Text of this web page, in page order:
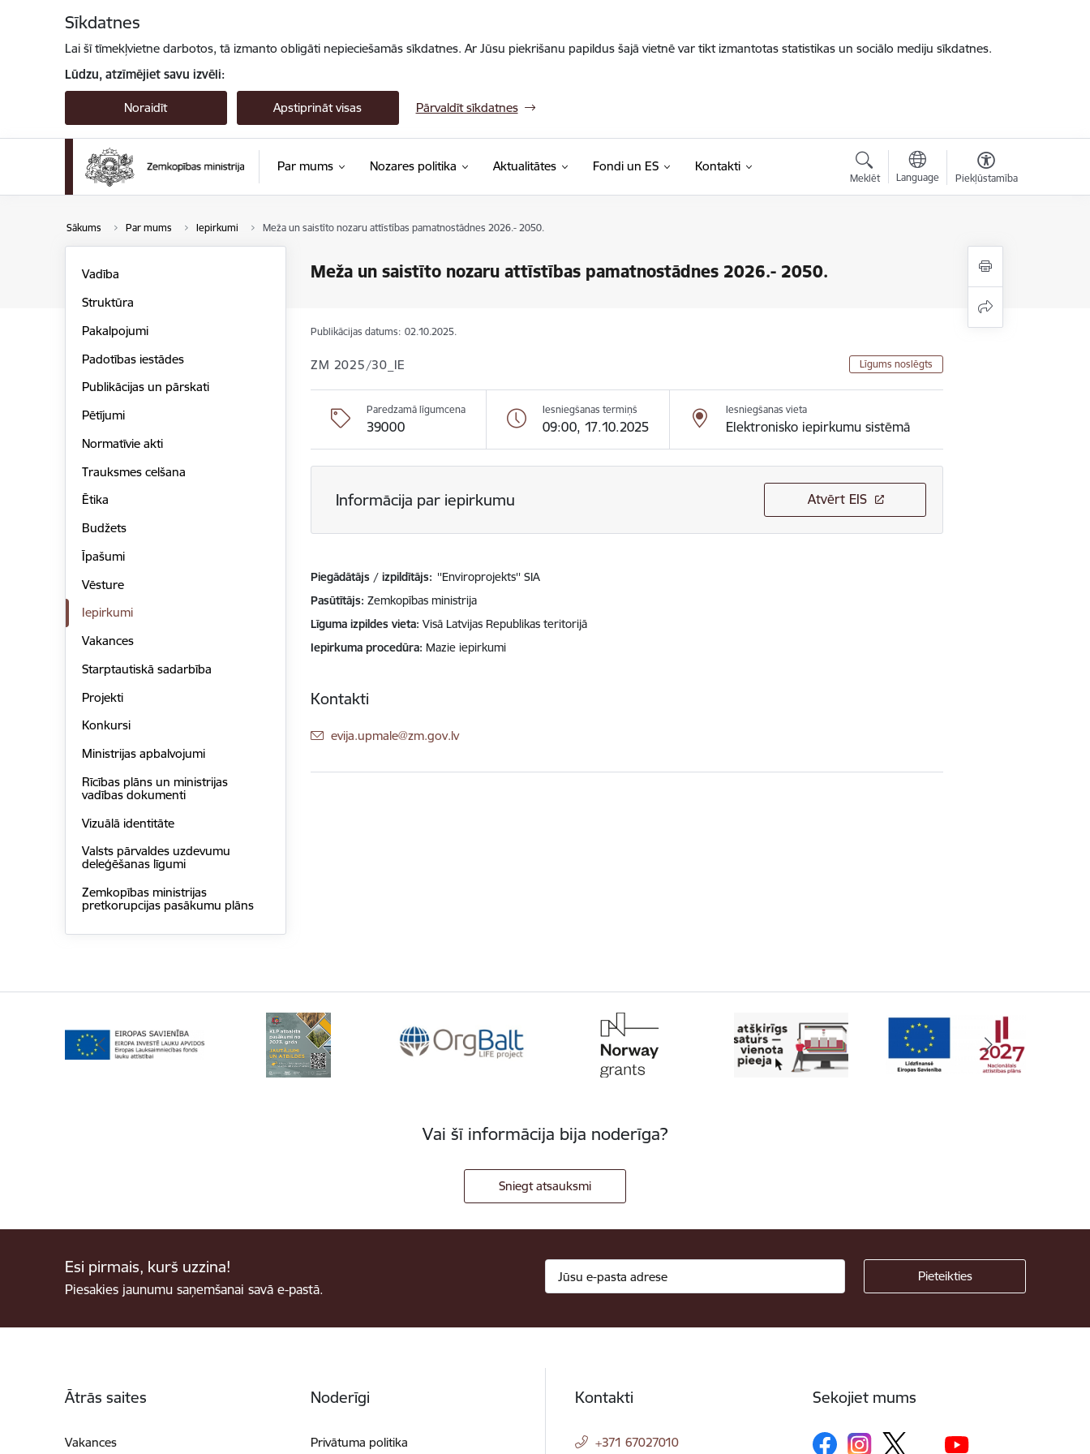
Sīkdatnes
Lai šī tīmekļvietne darbotos, tā izmanto obligāti nepieciešamās sīkdatnes. Ar Jūsu piekrišanu papildus šajā vietnē var tikt izmantotas statistikas un sociālo mediju sīkdatnes.
Lūdzu, atzīmējiet savu izvēli:
Noraidīt Apstiprināt visas Pārvaldīt sīkdatnes
Par mums Nozares politika Aktualitātes Fondi un ES Kontakti
Meklēt Language Piekļūstamība
Sākums Par mums Iepirkumi Meža un saistīto nozaru attīstības pamatnostādnes 2026.- 2050.
Meža un saistīto nozaru attīstības pamatnostādnes 2026.- 2050.
Vadība
Struktūra
Pakalpojumi
Padotības iestādes
Publikācijas un pārskati
Pētījumi
Normatīvie akti
Trauksmes celšana
Ētika
Budžets
Īpašumi
Vēsture
Iepirkumi
Vakances
Starptautiskā sadarbība
Projekti
Konkursi
Ministrijas apbalvojumi
Rīcības plāns un ministrijas
vadības dokumenti
Vizuālā identitāte
Valsts pārvaldes uzdevumu
deleģēšanas līgumi
Zemkopības ministrijas
pretkorupcijas pasākumu plāns
Publikācijas datums: 02.10.2025.
ZM 2025/30_IE Līgums noslēgts
Paredzamā līgumcena
39000
Iesniegšanas termiņš
09:00, 17.10.2025
Iesniegšanas vieta
Elektronisko iepirkumu sistēmā
Informācija par iepirkumu Atvērt EIS
Piegādātājs / izpildītājs: ''Enviroprojekts'' SIA
Pasūtītājs Zemkopības ministrija
Līguma izpildes vieta Visā Latvijas Republikas teritorijā
Iepirkuma procedūra Mazie iepirkumi
Kontakti
E-pasts:
evija.upmale@zm.gov.lv
Vai šī informācija bija noderīga?
Sniegt atsauksmi
Esi pirmais, kurš uzzina!
Piesakies jaunumu saņemšanai savā e-pastā.
Ātrās saites
Vakances
Noderīgi
Privātuma politika
Kontakti
+371 67027010
Sekojiet mums